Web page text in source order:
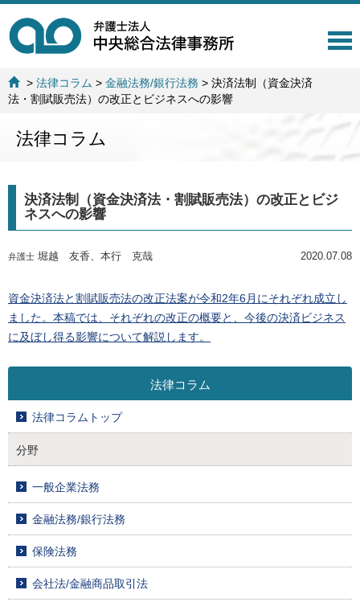
T
t
o
>法律コラム >金融法務/銀行法務 >決済法制（資金決済
法・割賦販売法）の改正とビジネスへの影響
法律コラム
決済法制（資金決済法・割賦販売法）の改正とビジ
ネスへの影響
弁護士 堀越 友香、本行 克哉 2020.07.08
資金決済法と割賦販売法の改正法案が令和2年6月にそれぞれ成立し
ました。本稿では、それぞれの改正の概要と、今後の決済ビジネス
に及ぼし得る影響について解説します。
法律コラム
法律コラムトップ
分野
一般企業法務
金融法務/銀行法務
保険法務
会社法/金融商品取引法